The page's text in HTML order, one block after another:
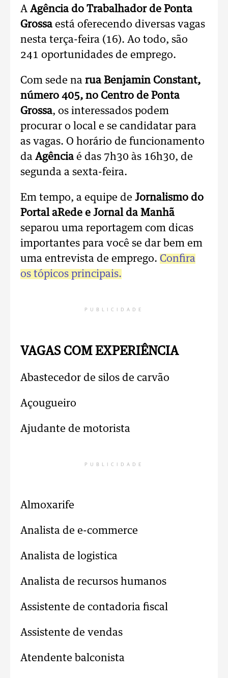
A Agência do Trabalhador de Ponta
Grossaestá oferecendo diversas vagas
nesta terça-feira (16). Ao todo, são
241 oportunidades de emprego.
Com sede na rua Benjamin Constant,
número 405, no Centro de Ponta
Grossa, os interessados podem
procurar o local e se candidatar para
as vagas. O horário de funcionamento
da Agênciaé das 7h30 às 16h30, de
segunda a sexta-feira.
Em tempo, a equipe de Jornalismo do
Portal aRede e Jornal da Manhã
separou uma reportagem com dicas
importantes para você se dar bem em
uma entrevista de emprego. Confira
os tópicos principais.
PUBLICIDADE
VAGAS COM EXPERIÊNCIA
Abastecedor de silos de carvão
Açougueiro
Ajudante de motorista
PUBLICIDADE
Almoxarife
Analista de e-commerce
Analista de logistica
Analista de recursos humanos
Assistente de contadoria fiscal
Assistente de vendas
Atendente balconista